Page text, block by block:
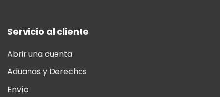
Servicio al cliente
Abrir una cuenta
Aduanas y Derechos
Envío